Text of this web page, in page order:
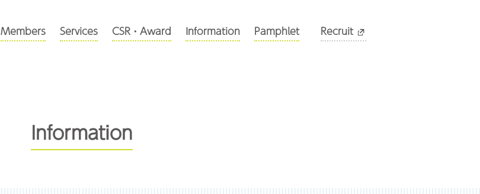
Members Services CSR・Award Information Pamphlet Recruit
Information